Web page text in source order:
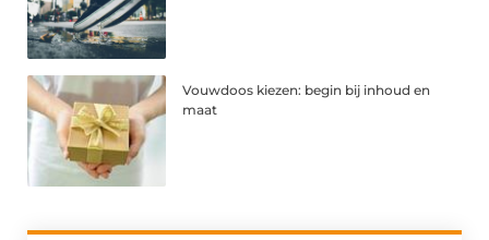
Vouwdoos kiezen: begin bij inhoud en
maat